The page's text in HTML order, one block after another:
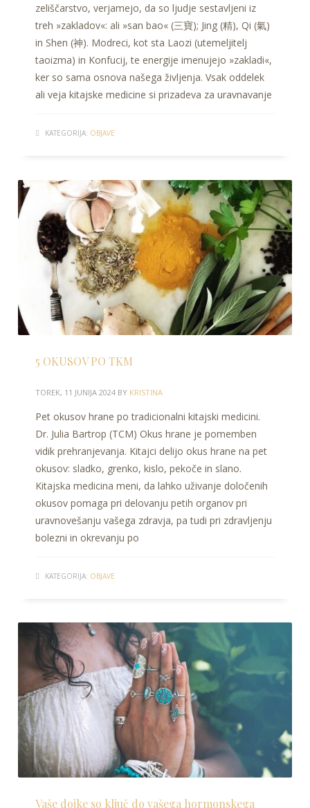
zeliščarstvo, verjamejo, da so ljudje sestavljeni iz
treh »zakladov«: ali »san bao« (三寶); Jing (精), Qi (氣)
in Shen (神). Modreci, kot sta Laozi (utemeljitelj
taoizma) in Konfucij, te energije imenujejo »zakladi«,
ker so sama osnova našega življenja. Vsak oddelek
ali veja kitajske medicine si prizadeva za uravnavanje
KATEGORIJA: OBJAVE
5 OKUSOV PO TKM
TOREK, 11 JUNIJA 2024 BY KRISTINA
Pet okusov hrane po tradicionalni kitajski medicini.
Dr. Julia Bartrop (TCM) Okus hrane je pomemben
vidik prehranjevanja. Kitajci delijo okus hrane na pet
okusov: sladko, grenko, kislo, pekoče in slano.
Kitajska medicina meni, da lahko uživanje določenih
okusov pomaga pri delovanju petih organov pri
uravnovešanju vašega zdravja, pa tudi pri zdravljenju
bolezni in okrevanju po
KATEGORIJA: OBJAVE
Vaše dojke so ključ do vašega hormonskega